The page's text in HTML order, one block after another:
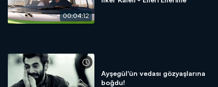
00:04:12
Ayşegül'ün vedası gözyaşlarına
boğdu!